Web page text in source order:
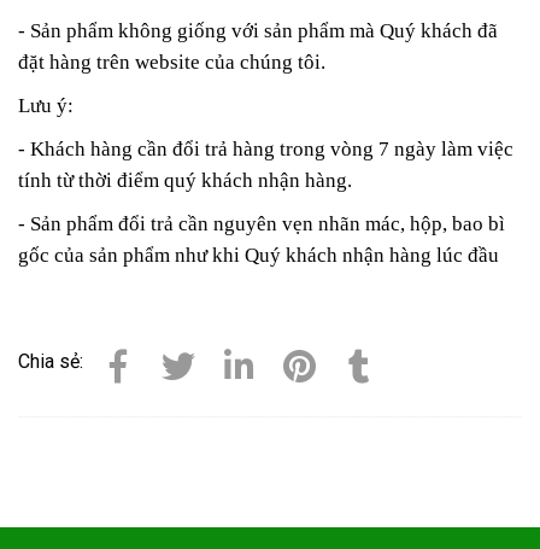
- Sản phẩm không giống với sản phẩm mà Quý khách đã
đặt hàng trên website của chúng tôi.
Lưu ý:
- Khách hàng cần đổi trả hàng trong vòng 7 ngày làm việc
tính từ thời điểm quý khách nhận hàng.
- Sản phẩm đổi trả cần nguyên vẹn nhãn mác, hộp, bao bì
gốc của sản phẩm như khi Quý khách nhận hàng lúc đầu
Chia sẻ: